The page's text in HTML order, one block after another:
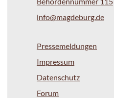
info@magdeburg.de
Pressemeldungen
Impressum
Datenschutz
Forum